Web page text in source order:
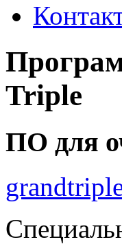
Triple
ПО для